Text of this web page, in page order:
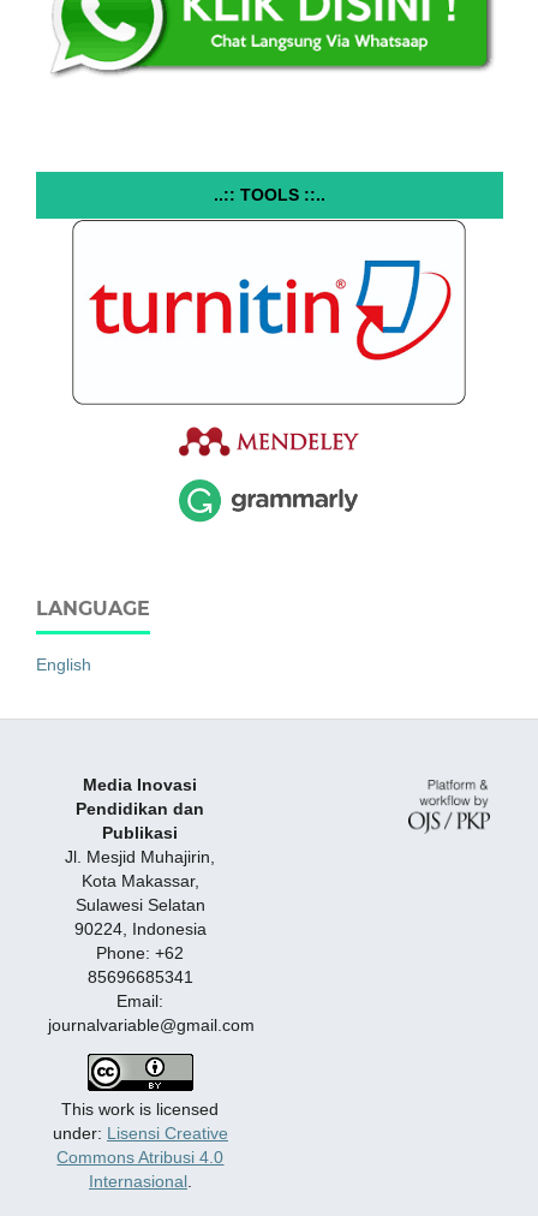
..:: TOOLS ::..
LANGUAGE
English
Media Inovasi
Pendidikan dan
Publikasi
Jl. Mesjid Muhajirin,
Kota Makassar,
Sulawesi Selatan
90224, Indonesia
Phone: +62
85696685341
Email:
journalvariable@gmail.com
This work is licensed
under: Lisensi Creative
Commons Atribusi 4.0
Internasional.